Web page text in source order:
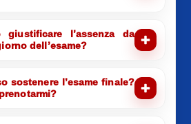
giustificare l’assenza da
dell’esame?
sostenere l’esame finale?